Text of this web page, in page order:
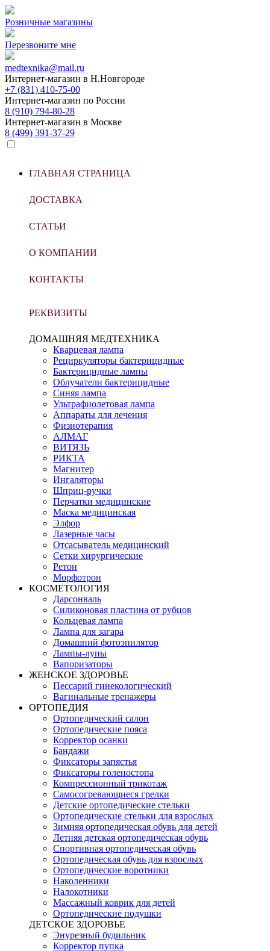
Розничные магазины
Перезвоните мне
medtexnika@mail.ru
Интернет-магазин в Н.Новгороде
+7 (831) 410-75-00
Интернет-магазин по России
8 (910) 794-80-28
Интернет-магазин в Москве
8 (499) 391-37-29
ГЛАВНАЯ СТРАНИЦА
ДОСТАВКА
СТАТЬИ
О КОМПАНИИ
КОНТАКТЫ
РЕКВИЗИТЫ
ДОМАШНЯЯ МЕДТЕХНИКА
Кварцевая лампа
Рециркуляторы бактерицидные
Бактерицидные лампы
Облучатели бактерицидные
Синяя лампа
Ультрафиолетовая лампа
Аппараты для лечения
Физиотерапия
АЛМАГ
ВИТЯЗЬ
РИКТА
Магнитер
Ингаляторы
Шприц-ручки
Перчатки медицинские
Маска медицинская
Элфор
Лазерные часы
Отсасыватель медицинский
Сетки хирургические
Ретон
Морфотрон
КОСМЕТОЛОГИЯ
Дарсонваль
Силиконовая пластина от рубцов
Кольцевая лампа
Лампа для загара
Домашний фотоэпилятор
Лампы-лупы
Вапоризаторы
ЖЕНСКОЕ ЗДОРОВЬЕ
Пессарий гинекологический
Вагинальные тренажеры
ОРТОПЕДИЯ
Ортопедический салон
Ортопедические пояса
Корректор осанки
Бандажи
Фиксаторы запястья
Фиксаторы голеностопа
Компрессионный трикотаж
Самосогревающиеся грелки
Детские ортопедические стельки
Ортопедические стельки для взрослых
Зимняя ортопедическая обувь для детей
Летняя детская ортопедическая обувь
Спортивная ортопедическая обувь
Ортопедическая обувь для взрослых
Ортопедические воротники
Наколенники
Налокотники
Массажный коврик для детей
Ортопедические подушки
ДЕТСКОЕ ЗДОРОВЬЕ
Энурезный будильник
Корректор пупка